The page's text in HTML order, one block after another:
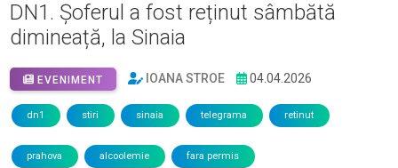
DN1. Șoferul a fost reținut sâmbătă
dimineață, la Sinaia
EVENIMENT IOANA STROE 04.04.2026
dn1 stiri sinaia telegrama retinut
prahova alcoolemie fara permis